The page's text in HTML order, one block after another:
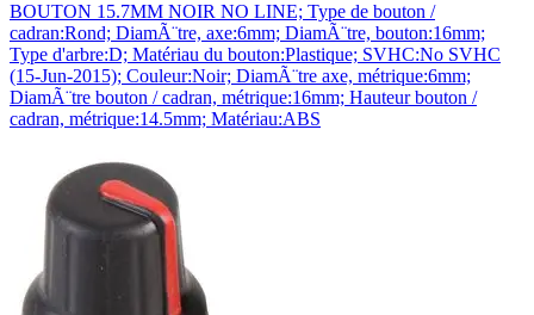
BOUTON 15.7MM NOIR NO LINE; Type de bouton /
cadran:Rond; DiamÃ¨tre, axe:6mm; DiamÃ¨tre, bouton:16mm;
Type d'arbre:D; Matériau du bouton:Plastique; SVHC:No SVHC
(15-Jun-2015); Couleur:Noir; DiamÃ¨tre axe, métrique:6mm;
DiamÃ¨tre bouton / cadran, métrique:16mm; Hauteur bouton /
cadran, métrique:14.5mm; Matériau:ABS